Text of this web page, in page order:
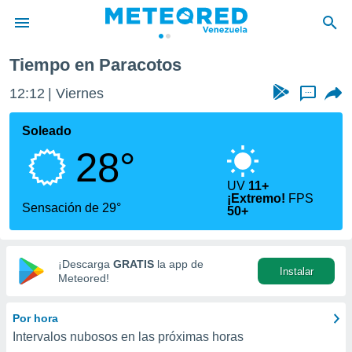
de
ha
calidad.
a este
las
y
basada
Tiempo en Paracotos
12:12 Viernes ...
Soleado
28°
Sensación de 29°
UV 11+
¡Extremo! FPS
50+
¡Descarga GRATIS la app de
Meteored!
Instalar
Por hora
Intervalos nubosos en las próximas horas